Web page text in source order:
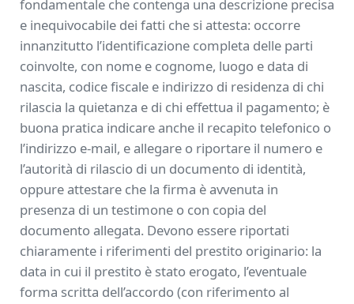
fondamentale che contenga una descrizione precisa
e inequivocabile dei fatti che si attesta: occorre
innanzitutto l’identificazione completa delle parti
coinvolte, con nome e cognome, luogo e data di
nascita, codice fiscale e indirizzo di residenza di chi
rilascia la quietanza e di chi effettua il pagamento; è
buona pratica indicare anche il recapito telefonico o
l’indirizzo e‑mail, e allegare o riportare il numero e
l’autorità di rilascio di un documento di identità,
oppure attestare che la firma è avvenuta in
presenza di un testimone o con copia del
documento allegata. Devono essere riportati
chiaramente i riferimenti del prestito originario: la
data in cui il prestito è stato erogato, l’eventuale
forma scritta dell’accordo (con riferimento al